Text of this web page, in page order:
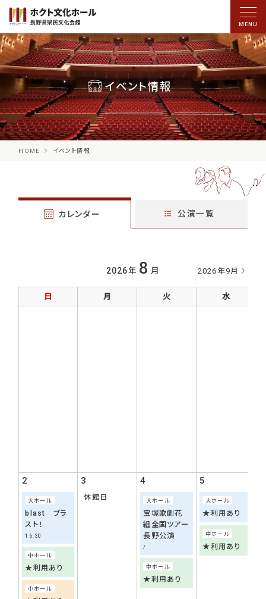
イベント情報
HOME イベント情報
カレンダー 公演一覧
2026年9月
2026年 8 月
日 月 火 水
2
大ホール
blast ブラ
スト！
16:30
中ホール
★利用あり
小ホール
3
休館日
4
大ホール
宝塚歌劇花
組全国ツアー
長野公演
中ホール
★利用あり
5
大ホール
★利用あり
中ホール
★利用あり